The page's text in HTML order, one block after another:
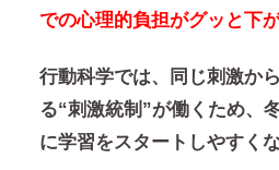
での心理的負担がグッと下が
行動科学では、
同じ刺激か
る“刺激統制”が働くため、
に学習をスタートしやすくな